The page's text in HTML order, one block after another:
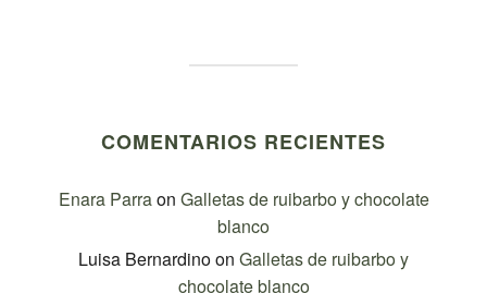
COMENTARIOS RECIENTES
Enara Parraon Galletas de ruibarbo y chocolate
blanco
Luisa Bernardinoon Galletas de ruibarbo y
chocolate blanco